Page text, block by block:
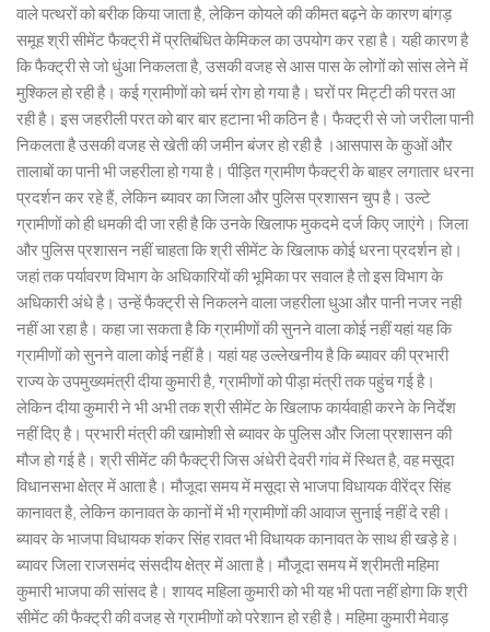
वाले पत्थरों को बरीक किया जाता है, लेकिन कोयले की कीमत बढ़ने के कारण बांगड़
समूह श्री सीमेंट फैक्ट्री में प्रतिबंधित केमिकल का उपयोग कर रहा है। यही कारण है
कि फैक्ट्री से जो धुंआ निकलता है, उसकी वजह से आस पास के लोगों को सांस लेने में
मुश्किल हो रही है। कई ग्रामीणों को चर्म रोग हो गया है। घरों पर मिट्टी की परत आ
रही है। इस जहरीली परत को बार बार हटाना भी कठिन है। फैक्ट्री से जो जरीला पानी
निकलता है उसकी वजह से खेती की जमीन बंजर हो रही है ।आसपास के कुओं और
तालाबों का पानी भी जहरीला हो गया है। पीड़ित ग्रामीण फैक्ट्री के बाहर लगातार धरना
प्रदर्शन कर रहे हैं, लेकिन ब्यावर का जिला और पुलिस प्रशासन चुप है। उल्टे
ग्रामीणों को ही धमकी दी जा रही है कि उनके खिलाफ मुकदमे दर्ज किए जाएंगे। जिला
और पुलिस प्रशासन नहीं चाहता कि श्री सीमेंट के खिलाफ कोई धरना प्रदर्शन हो।
जहां तक पर्यावरण विभाग के अधिकारियों की भूमिका पर सवाल है तो इस विभाग के
अधिकारी अंधे है। उन्हें फैक्ट्री से निकलने वाला जहरीला धुआ और पानी नजर नही
नहीं आ रहा है। कहा जा सकता है कि ग्रामीणों की सुनने वाला कोई नहीं यहां यह कि
ग्रामीणों को सुनने वाला कोई नहीं है। यहां यह उल्लेखनीय है कि ब्यावर की प्रभारी
राज्य के उपमुख्यमंत्री दीया कुमारी है, ग्रामीणों को पीड़ा मंत्री तक पहुंच गई है।
लेकिन दीया कुमारी ने भी अभी तक श्री सीमेंट के खिलाफ कार्यवाही करने के निर्देश
नहीं दिए है। प्रभारी मंत्री की खामोशी से ब्यावर के पुलिस और जिला प्रशासन की
मौज हो गई है। श्री सीमेंट की फैक्ट्री जिस अंधेरी देवरी गांव में स्थित है, वह मसूदा
विधानसभा क्षेत्र में आता है। मौजूदा समय में मसूदा से भाजपा विधायक वीरेंद्र सिंह
कानावत है, लेकिन कानावत के कानों में भी ग्रामीणों की आवाज सुनाई नहीं दे रही।
ब्यावर के भाजपा विधायक शंकर सिंह रावत भी विधायक कानावत के साथ ही खड़े हे।
ब्यावर जिला राजसमंद संसदीय क्षेत्र में आता है। मौजूदा समय में श्रीमती महिमा
कुमारी भाजपा की सांसद है। शायद महिला कुमारी को भी यह भी पता नहीं होगा कि श्री
सीमेंट की फैक्ट्री की वजह से ग्रामीणों को परेशान हो रही है। महिमा कुमारी मेवाड़